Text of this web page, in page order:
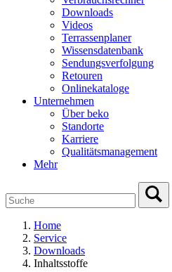
Downloads
Videos
Terrassenplaner
Wissensdatenbank
Sendungsverfolgung
Retouren
Onlinekataloge
Unternehmen
Über beko
Standorte
Karriere
Qualitätsmanagement
Mehr
Home
Service
Downloads
Inhaltsstoffe